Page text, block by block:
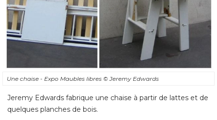
Une chaise - Expo Maubles libres © Jeremy Edwards
Jeremy Edwards fabrique une chaise à partir de lattes et de
quelques planches de bois.